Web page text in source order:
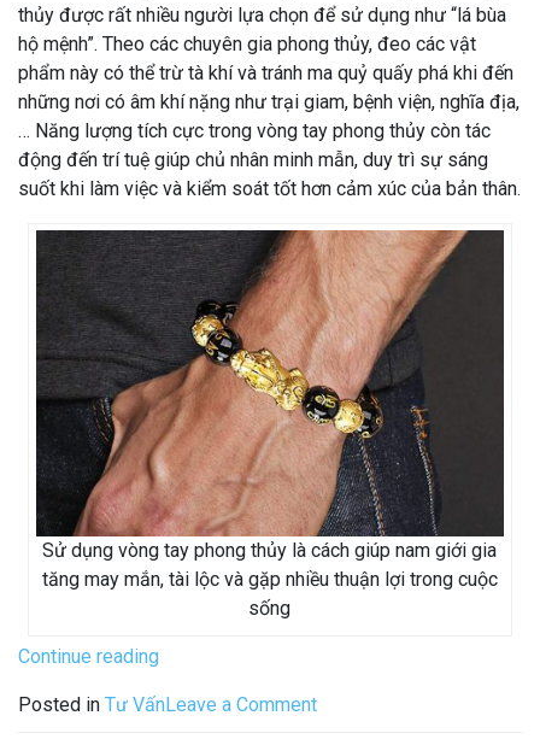
thủy được rất nhiều người lựa chọn để sử dụng như “lá bùa
hộ mệnh”. Theo các chuyên gia phong thủy, đeo các vật
phẩm này có thể trừ tà khí và tránh ma quỷ quấy phá khi đến
những nơi có âm khí nặng như trại giam, bệnh viện, nghĩa địa,
… Năng lượng tích cực trong vòng tay phong thủy còn tác
động đến trí tuệ giúp chủ nhân minh mẫn, duy trì sự sáng
suốt khi làm việc và kiểm soát tốt hơn cảm xúc của bản thân.
Sử dụng vòng tay phong thủy là cách giúp nam giới gia
tăng may mắn, tài lộc và gặp nhiều thuận lợi trong cuộc
sống
Continue reading
Vòng
Posted in Tư VấnLeave a Commenton